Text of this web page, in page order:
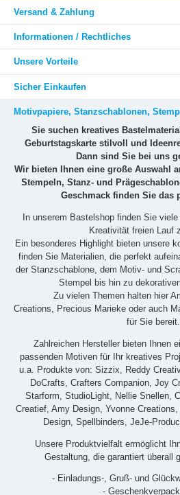
Versand & Zahlung
Informationen / Rechtliches
Unsere Vorteile
Sicher Einkaufen
Motivpapiere, Stanzschablonen,
Sie suchen kreatives
Geburtstagskarte stilvoll und
Dann sind Sie bei uns
Wir bieten Ihnen eine große Auswahl
Stempeln, Stanz- und
Geschmack finden Sie das
In unserem Bastelshop finden Sie
Kreativität freien Lauf
Ein besonderes Highlight bieten unsere
finden Sie Materialien, die perfekt
der Stanzschablone, dem Motiv- und
Stempel bis hin zu
Zu vielen Themen halten hier
Creations, Precious Marieke oder auch
für Sie bereit.
Zahlreichen Hersteller bieten Ihnen
passenden Motiven für Ihr kreatives
u.a. Produkte von: Sizzix, Reddy
DoCrafts, Crafters Companion, Joy
Starform, StudioLight, Nellie Snellen,
Creatief, Amy Design, Yvonne
Design, Spellbinders, JeJe-
Unsere Produktvielfalt ermöglicht
Gestaltung, die garantiert überall
- Einladungs-, Gruß- und
-